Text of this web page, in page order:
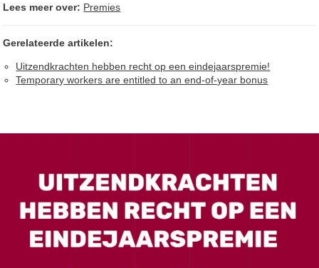
Lees meer over: Premies
Gerelateerde artikelen:
Uitzendkrachten hebben recht op een eindejaarspremie!
Temporary workers are entitled to an end-of-year bonus